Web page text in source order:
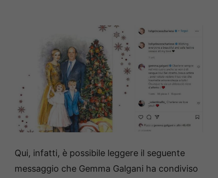
Qui, infatti, è possibile leggere il seguente
messaggio che Gemma Galgani ha condiviso